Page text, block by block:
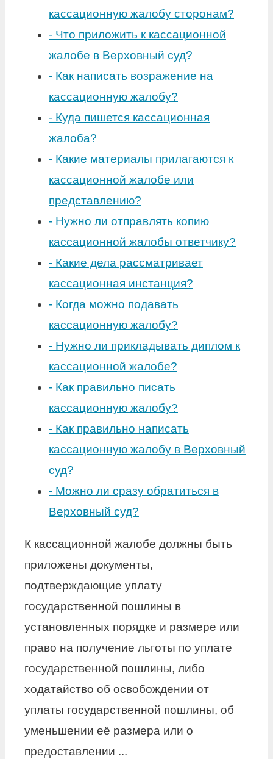
кассационную жалобу сторонам?
- Что приложить к кассационной
жалобе в Верховный суд?
- Как написать возражение на
кассационную жалобу?
- Куда пишется кассационная
жалоба?
- Какие материалы прилагаются к
кассационной жалобе или
представлению?
- Нужно ли отправлять копию
кассационной жалобы ответчику?
- Какие дела рассматривает
кассационная инстанция?
- Когда можно подавать
кассационную жалобу?
- Нужно ли прикладывать диплом к
кассационной жалобе?
- Как правильно писать
кассационную жалобу?
- Как правильно написать
кассационную жалобу в Верховный
суд?
- Можно ли сразу обратиться в
Верховный суд?
К кассационной жалобе должны быть
приложены документы,
подтверждающие уплату
государственной пошлины в
установленных порядке и размере или
право на получение льготы по уплате
государственной пошлины, либо
ходатайство об освобождении от
уплаты государственной пошлины, об
уменьшении её размера или о
предоставлении ...